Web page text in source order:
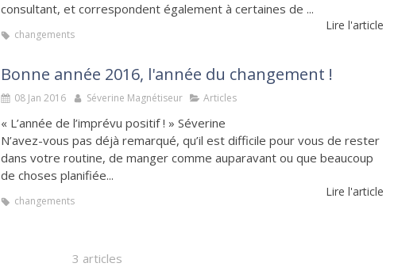
consultant, et correspondent également à certaines de ...
Lire l'article
changements
Bonne année 2016, l'année du changement !
08 Jan 2016 Séverine Magnétiseur Articles
« L’année de l’imprévu positif ! » Séverine
N’avez-vous pas déjà remarqué, qu’il est difficile pour vous de rester
dans votre routine, de manger comme auparavant ou que beaucoup
de choses planifiée...
Lire l'article
changements
3 articles